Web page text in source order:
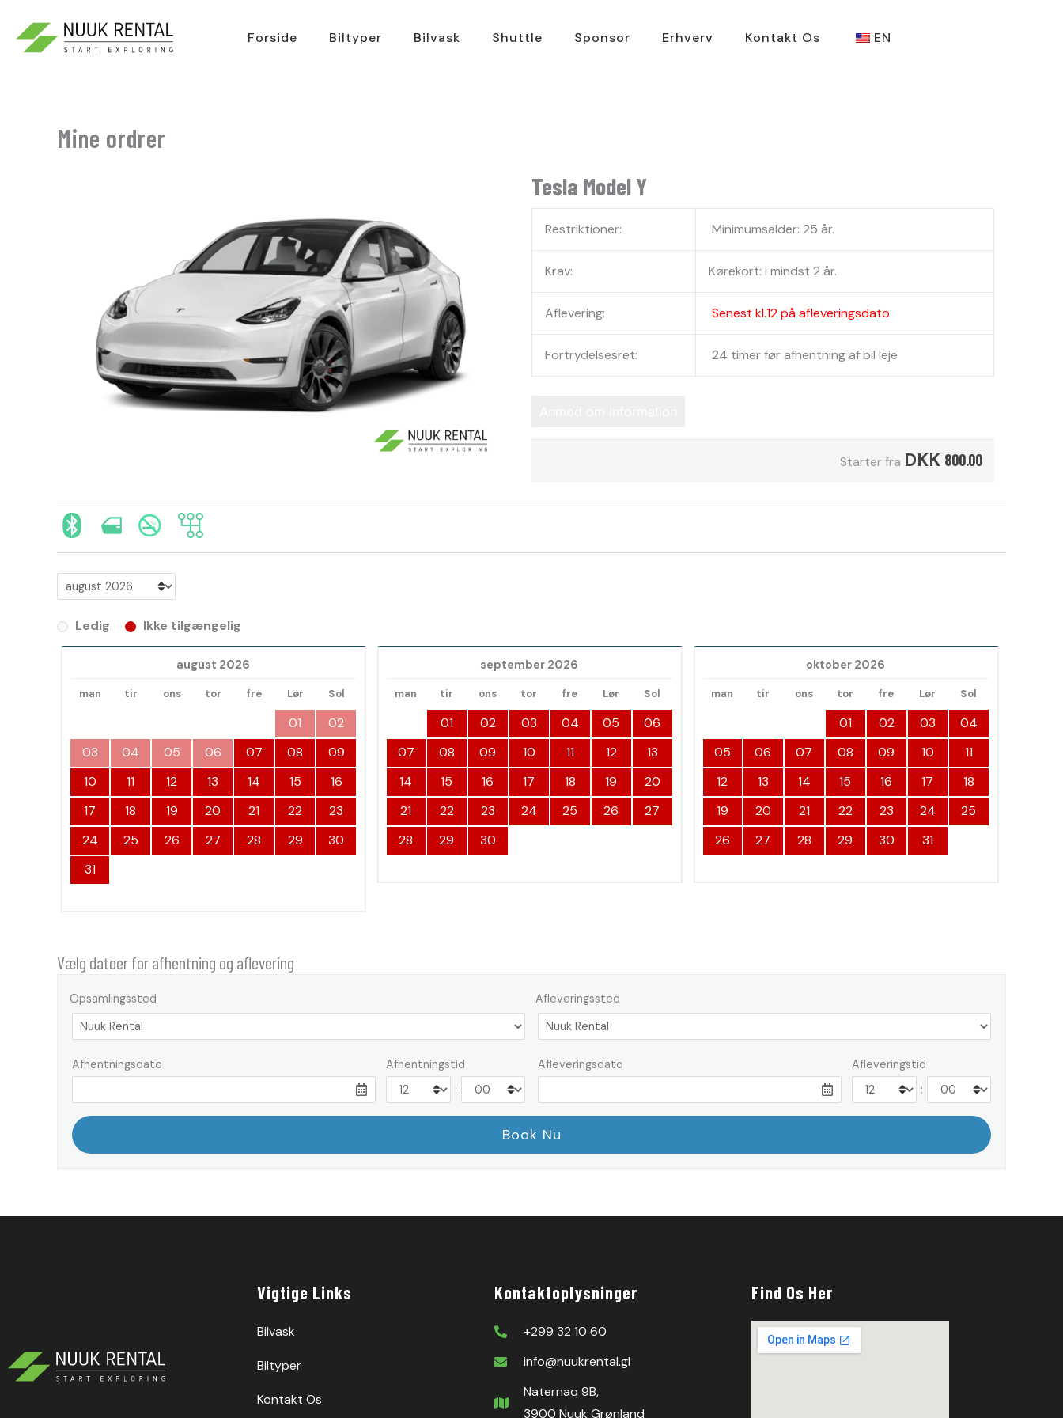
Forside Biltyper Bilvask Shuttle Sponsor Erhverv Kontakt Os EN
Mine ordrer
Tesla Model Y
Restriktioner: Minimumsalder: 25 år.
Krav: Kørekort: i mindst 2 år.
Aflevering: Senest kl.12 på afleveringsdato
Fortrydelsesret: 24 timer før afhentning af bil leje
Starter fra DKK 800.00
Ledig Ikke tilgængelig
august 2026
man tir ons tor fre Lør Sol
01
02
03
04 05 06 07 08
09
10
11 12 13 14 15
16
17
18 19 20 21 22
23
24
25 26 27 28 29
30
31
september 2026
man tir ons tor fre Lør Sol
01 02 03 04 05
06
07
08 09 10 11 12
13
14
15 16 17 18 19
20
21
22 23 24 25 26
27
28
29 30
oktober 2026
man tir ons tor fre Lør Sol
01 02 03
04
05
06 07 08 09 10
11
12
13 14 15 16 17
18
19
20 21 22 23 24
25
26
27 28 29 30 31
Vælg datoer for afhentning og aflevering
Opsamlingssted Afleveringssted
Afhentningsdato Afhentningstid
:
Afleveringsdato Afleveringstid
:
Vigtige Links
Bilvask
Biltyper
Kontakt Os
Kontaktoplysninger
+299 32 10 60
info@nuukrental.gl
Naternaq 9B,
3900 Nuuk Grønland
Find Os Her